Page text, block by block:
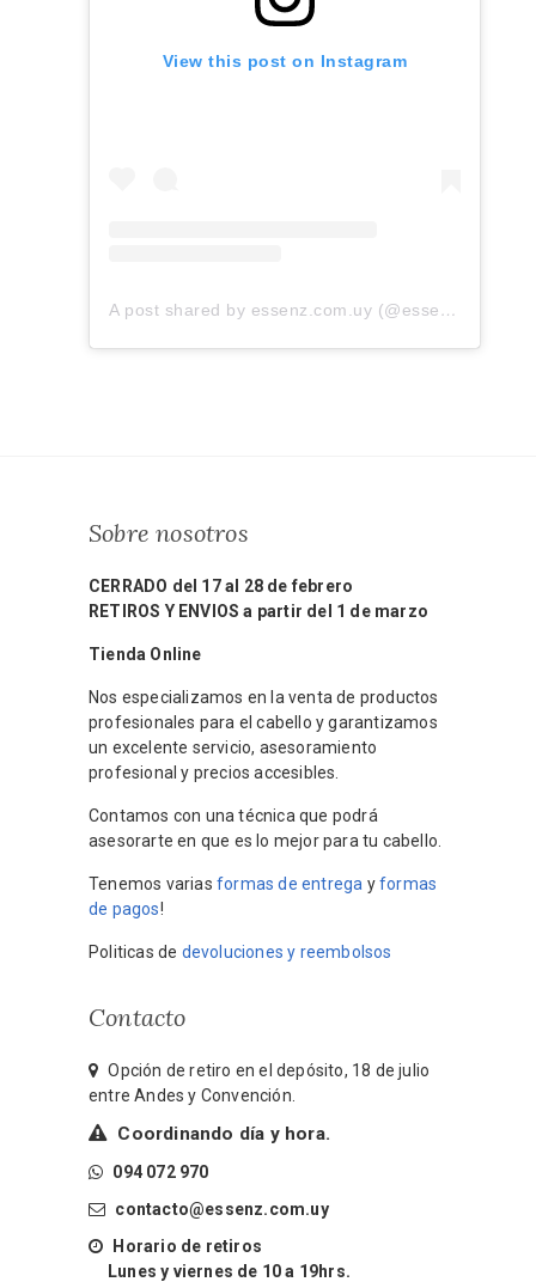
View this post on Instagram
A post shared by essenz.com.uy (@essenz.com.uy)
Sobre nosotros
CERRADO del 17 al 28 de febrero
RETIROS Y ENVIOS a partir del 1 de marzo
Tienda Online
Nos especializamos en la venta de productos
profesionales para el cabello y garantizamos
un excelente servicio, asesoramiento
profesional y precios accesibles.
Contamos con una técnica que podrá
asesorarte en que es lo mejor para tu cabello.
Tenemos varias formas de entrega yformas
de pagos!
Politicas de devoluciones y reembolsos
Contacto
Opción de retiro en el depósito, 18 de julio
entre Andes y Convención.
Coordinando día y hora.
094 072 970
contacto@essenz.com.uy
Horario de retiros
Lunes y viernes de 10 a 19hrs.